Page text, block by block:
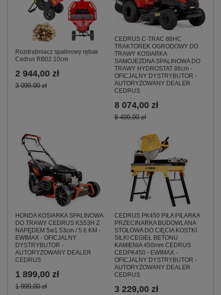
Rozdrabniacz spalinowy rębak
Cedrus RB02 10cm
2 944,00 zł
3 099,00 zł
CEDRUS C-TRAC 86HC
TRAKTOREK OGRODOWY DO
TRAWY KOSIARKA
SAMOJEZDNA SPALINOWA DO
TRAWY HYDROSTAT 86cm -
OFICJALNY DYSTRYBUTOR -
AUTORYZOWANY DEALER
CEDRUS
8 074,00 zł
8 499,00 zł
HONDA KOSIARKA SPALINOWA
DO TRAWY CEDRUS KS53H Z
NAPĘDEM 5w1 53cm / 5.6 KM -
EWIMAX - OFICJALNY
DYSTRYBUTOR -
AUTORYZOWANY DEALER
CEDRUS
1 899,00 zł
1 999,00 zł
CEDRUS PK450 PIŁA PILARKA
PRZECINARKA BUDOWLANA
STOŁOWA DO CIĘCIA KOSTKI
SILKI CEGIEŁ BETONU
KAMIENIA 450mm CEDRUS
CEDPK450 - EWIMAX -
OFICJALNY DYSTRYBUTOR -
AUTORYZOWANY DEALER
CEDRUS
3 229,00 zł